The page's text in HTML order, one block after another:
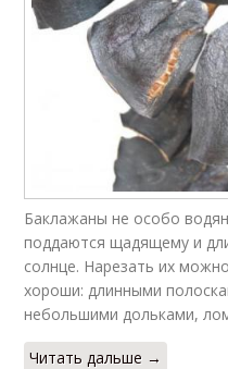
Баклажаны не особо
поддаются щадящему и
солнце. Нарезать их
хороши: длинными
небольшими дольками,
Читать дальше →